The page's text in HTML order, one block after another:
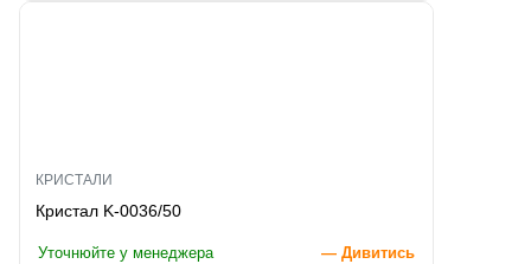
КРИСТАЛИ
Кристал K-0036/50
Уточнюйте у менеджера — Дивитись